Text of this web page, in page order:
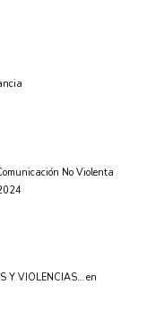
No Violenta
Y VIOLENCIAS… en